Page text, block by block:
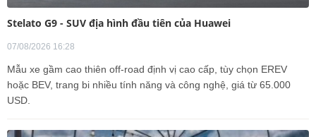
Stelato G9 - SUV địa hình đầu tiên của Huawei
07/08/2026 16:28
Mẫu xe gầm cao thiên off-road định vị cao cấp, tùy chọn EREV
hoặc BEV, trang bi nhiều tính năng và công nghệ, giá từ 65.000
USD.